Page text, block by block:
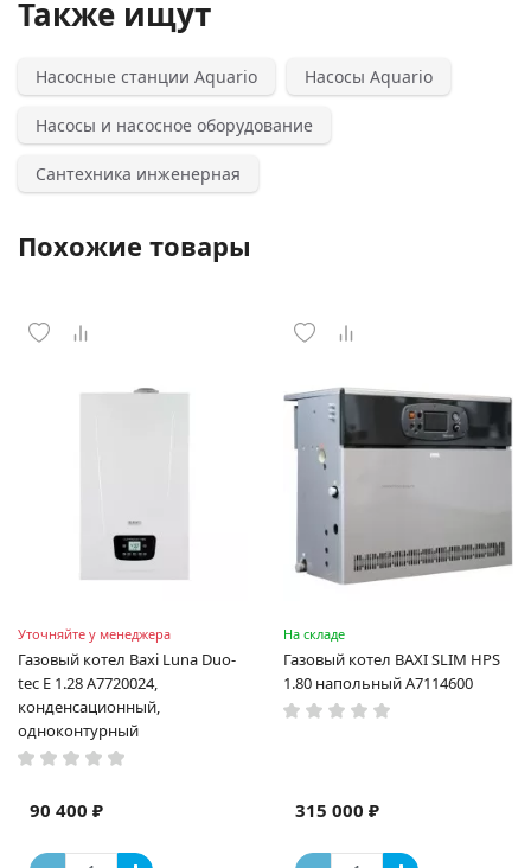
Также ищут
Насосные станции Aquario Насосы Aquario
Насосы и насосное оборудование
Сантехника инженерная
Похожие товары
Уточняйте у менеджера
Газовый котел Baxi Luna Duo-
tec E 1.28 A7720024,
конденсационный,
одноконтурный
90 400 ₽
На складе
Газовый котел BAXI SLIM HPS
1.80 напольный A7114600
315 000 ₽